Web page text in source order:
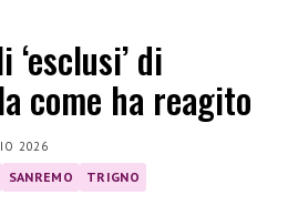
di
come ha reagito
2026
SANREMO TRIGNO